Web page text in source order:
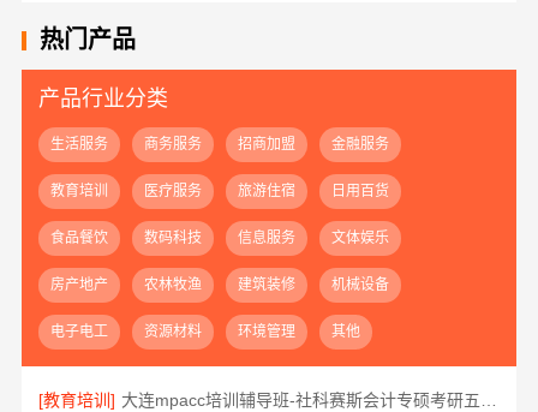
热门产品
产品行业分类
生活服务 商务服务 招商加盟 金融服务
教育培训 医疗服务 旅游住宿 日用百货
食品餐饮 数码科技 信息服务 文体娱乐
房产地产 农林牧渔 建筑装修 机械设备
电子电工 资源材料 环境管理 其他
[教育培训]